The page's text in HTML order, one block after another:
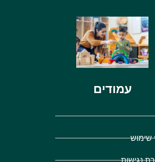
עמודים
שימוש